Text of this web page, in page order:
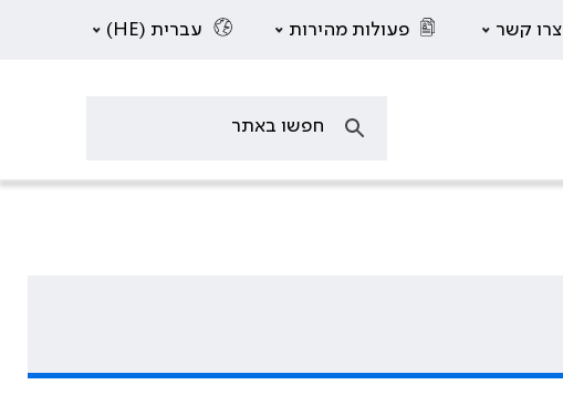
צרו קשר פעולות מהירות עברית (HE)